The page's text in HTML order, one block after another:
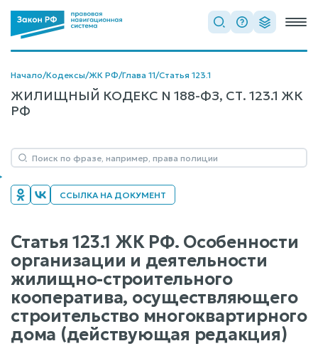
Начало/Кодексы/ЖК РФ/Глава 11/Статья 123.1
ЖИЛИЩНЫЙ КОДЕКС N 188-ФЗ, СТ. 123.1 ЖК
РФ
ССЫЛКА НА ДОКУМЕНТ
Статья 123.1 ЖК РФ. Особенности
организации и деятельности
жилищно-строительного
кооператива, осуществляющего
строительство многоквартирного
дома (действующая редакция)